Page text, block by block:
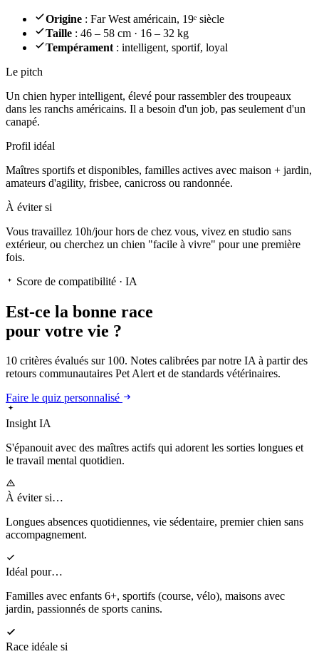
Origine : Far West américain, 19ᵉ siècle
Taille : 46 – 58 cm · 16 – 32 kg
Tempérament : intelligent, sportif, loyal
Le pitch
Un chien hyper intelligent, élevé pour rassembler des troupeaux
dans les ranchs américains. Il a besoin d'un job, pas seulement d'un
canapé.
Profil idéal
Maîtres sportifs et disponibles, familles actives avec maison + jardin,
amateurs d'agility, frisbee, canicross ou randonnée.
À éviter si
Vous travaillez 10h/jour hors de chez vous, vivez en studio sans
extérieur, ou cherchez un chien "facile à vivre" pour une première
fois.
Score de compatibilité · IA
Est-ce la bonne race
pour votre vie ?
10 critères évalués sur 100. Notes calibrées par notre IA à partir des
retours communautaires Pet Alert et de standards vétérinaires.
Faire le quiz personnalisé
Insight IA
S'épanouitavec des maîtres actifs qui adorent les sorties longues et
le travail mental quotidien.
À éviter si…
Longues absences quotidiennes, vie sédentaire, premier chien sans
accompagnement.
Idéal pour…
Familles avec enfants 6+, sportifs (course, vélo), maisons avec
jardin, passionnés de sports canins.
Race idéale si